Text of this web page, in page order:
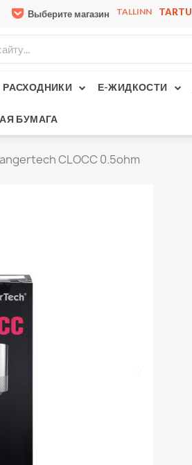
Выберите магазин TALLINN TARTU
РАСХОДНИКИ Е-ЖИДКОСТИ
БУМАГА
CLOCC 0.5ohm